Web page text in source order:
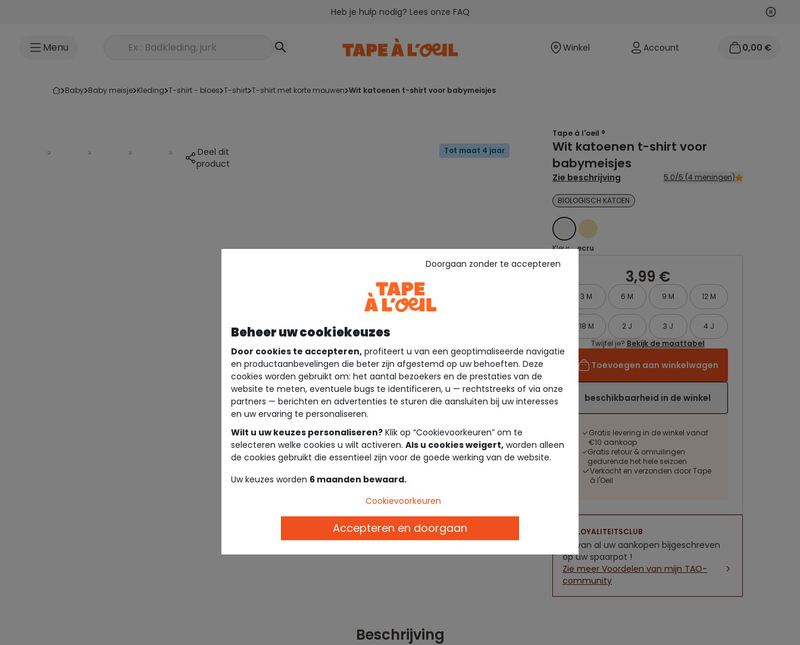
Heb je hulp nodig? Lees onze FAQ Vorige
Menu Rechercher un produit Winkel Account 0,00 €
baby baby meisje kleding t-shirt - bloes t-shirt t-shirt met korte mouwen wit katoenen t-shirt voor babymeisjes
Deel dit
product
Tot maat 4 jaar
Tape à l'oeil ®
Wit katoenen t-shirt voor
babymeisjes
Zie beschrijving 5.0/5 (4 meningen)
BIOLOGISCH KATOEN
ECRUGEEL
Kleur :ecru
3,99 €
3 M 6 M 9 M 12 M
18 M 2 J 3 J
4 J
Twijfel je? Bekijk de maattabel
Toevoegen aan winkelwagen
beschikbaarheid in de winkel
Gratis levering in de winkel vanaf
€10 aankoop
Gratis retour & omruilingen
gedurende het hele seizoen
Verkocht en verzonden door Tape
à l'Oeil
LOYALITEITSCLUB
5% van al uw aankopen bijgeschreven
op uw spaarpot !
Zie meer Voordelen van mijn TAO-
community
Beschrijving
Beheer uw cookiekeuzes
Door cookies te accepteren, profiteert u van een geoptimaliseerde navigatie
en productaanbevelingen die beter zijn afgestemd op uw behoeften. Deze
cookies worden gebruikt om: het aantal bezoekers en de prestaties van de
website te meten, eventuele bugs te identificeren, u — rechtstreeks of via onze
partners — berichten en advertenties te sturen die aansluiten bij uw interesses
en uw ervaring te personaliseren.
Wilt u uw keuzes personaliseren? Klik op “Cookievoorkeuren” om te
selecteren welke cookies u wilt activeren. Als u cookies weigert, worden alleen
de cookies gebruikt die essentieel zijn voor de goede werking van de website.
Uw keuzes worden 6 maanden bewaard.
Doorgaan zonder te accepteren
Cookievoorkeuren
Accepteren en doorgaan